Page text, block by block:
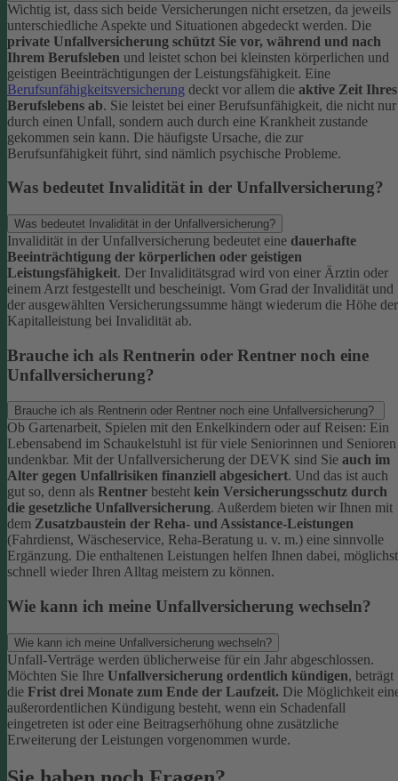
Wichtig ist, dass sich beide Versicherungen nicht ersetzen, da jeweils
unterschiedliche Aspekte und Situationen abgedeckt werden. Die
private Unfallversicherung schützt Sie vor, während und nach
Ihrem Berufsleben und leistet schon bei kleinsten körperlichen und
geistigen Beeinträchtigungen der Leistungsfähigkeit. Eine
Berufsunfähigkeitsversicherung deckt vor allem die aktive Zeit Ihres
Berufslebens ab. Sie leistet bei einer Berufsunfähigkeit, die nicht nur
durch einen Unfall, sondern auch durch eine Krankheit zustande
gekommen sein kann. Die häufigste Ursache, die zur
Berufsunfähigkeit führt, sind nämlich psychische Probleme.
Was bedeutet Invalidität in der Unfallversicherung?
Was bedeutet Invalidität in der Unfallversicherung?
Invalidität in der Unfallversicherung bedeutet eine dauerhafte
Beeinträchtigung der körperlichen oder geistigen
Leistungsfähigkeit. Der Invaliditätsgrad wird von einer Ärztin oder
einem Arzt festgestellt und bescheinigt. Vom Grad der Invalidität und
der ausgewählten Versicherungssumme hängt wiederum die Höhe der
Kapitalleistung bei Invalidität ab.
Brauche ich als Rentnerin oder Rentner noch eine
Unfallversicherung?
Brauche ich als Rentnerin oder Rentner noch eine Unfallversicherung?
Ob Gartenarbeit, Spielen mit den Enkelkindern oder auf Reisen: Ein
Lebensabend im Schaukelstuhl ist für viele Seniorinnen und Senioren
undenkbar. Mit der Unfallversicherung der DEVK sind Sie auch im
Alter gegen Unfallrisiken finanziell abgesichert. Und das ist auch
gut so, denn als Rentner besteht kein Versicherungsschutz durch
die gesetzliche Unfallversicherung. Außerdem bieten wir Ihnen mit
dem Zusatzbaustein der Reha- und Assistance-Leistungen
(Fahrdienst, Wäscheservice, Reha-Beratung u. v. m.) eine sinnvolle
Ergänzung. Die enthaltenen Leistungen helfen Ihnen dabei, möglichst
schnell wieder Ihren Alltag meistern zu können.
Wie kann ich meine Unfallversicherung wechseln?
Wie kann ich meine Unfallversicherung wechseln?
Unfall-Verträge werden üblicherweise für ein Jahr abgeschlossen.
Möchten Sie Ihre Unfallversicherung ordentlich kündigen, beträgt
die Frist drei Monate zum Ende der Laufzeit. Die Möglichkeit
außerordentlichen Kündigung besteht, wenn ein Schadenfall
eingetreten ist oder eine Beitragserhöhung ohne zusätzliche
Erweiterung der Leistungen vorgenommen wurde.